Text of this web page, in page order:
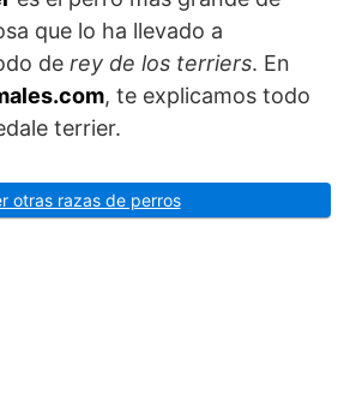
que lo ha llevado a
de rey de los terriers. En
, te explicamos todo
terrier.
otras razas de perros